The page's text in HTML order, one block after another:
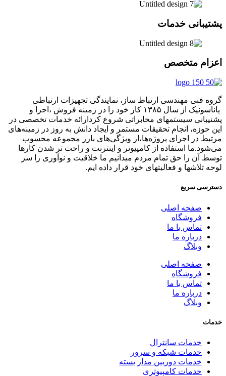
پشتیبانی خدمات
اعزام متخصص
گروه فنی مهندسی ارتباط ساز، نمایندگی تجهیزات ارتباطی
پاناسونیک از سال ۱۳۸۵ کار خود را در زمینه فروش ،اجرا و
پشتیبانی سیستمهای مخابراتی شروع کردارائه خدمات تخصصی در
این حوزه، انجام تحقیقات مستمر و ایجاد دانش به‌ روز در زمینه‌های
مرتبط در اجرای پروژه‌ها،از ویژگی‌های بارز مجموعه محسوب
می‌شود.ما استفاده از کامپیوتر و اینترنت و راحت تر شدن کارها
توسط آن را حق تمام مردم میدانیم ما خلاقیت و نوآوری را سر
لوحه تلاشها و فعالیتهای خود قرار داده ایم.
دسترسی سریع
صفحه اصلی
فروشگاه
تماس با ما
درباره ما
وبلاگ
صفحه اصلی
فروشگاه
تماس با ما
درباره ما
وبلاگ
خدمات
خدمات سانترال
خدمات شبکه و سرور
خدمات دوربین مدار بسته
خدمات کامپیوتری